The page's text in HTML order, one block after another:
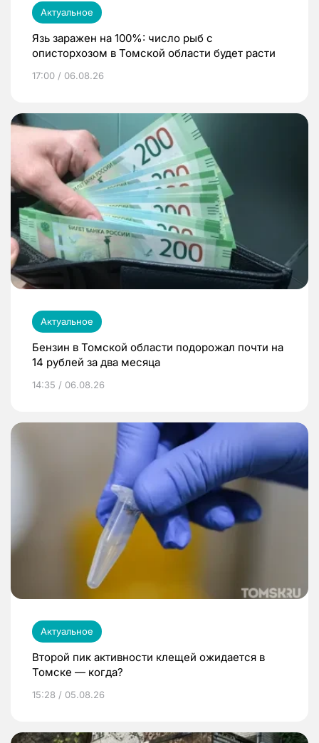
Актуальное
Язь заражен на 100%: число рыб с
описторхозом в Томской области будет расти
17:00 / 06.08.26
Актуальное
Бензин в Томской области подорожал почти на
14 рублей за два месяца
14:35 / 06.08.26
Актуальное
Второй пик активности клещей ожидается в
Томске — когда?
15:28 / 05.08.26